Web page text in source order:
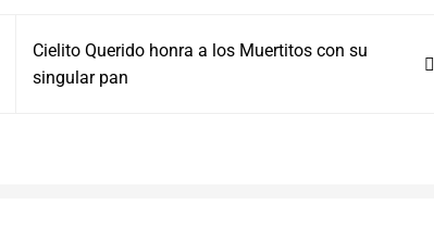
Cielito Querido honra a los Muertitos con su
singular pan